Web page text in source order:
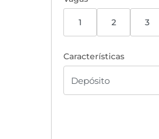
1 2 3
Características